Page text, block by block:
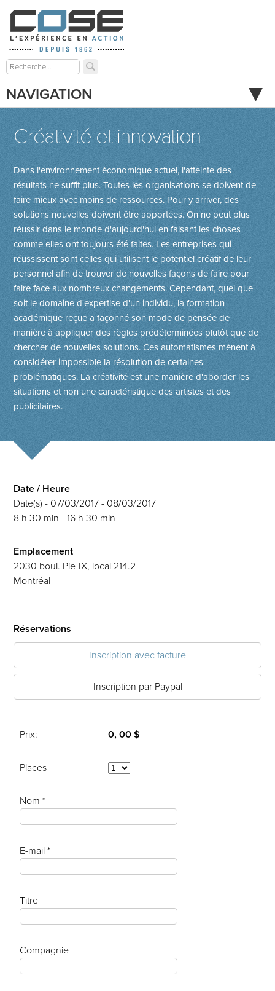
NAVIGATION
Créativité et innovation
Dans l'environnement économique actuel, l'atteinte des
résultats ne suffit plus. Toutes les organisations se doivent de
faire mieux avec moins de ressources. Pour y arriver, des
solutions nouvelles doivent être apportées. On ne peut plus
réussir dans le monde d'aujourd'hui en faisant les choses
comme elles ont toujours été faites. Les entreprises qui
réussissent sont celles qui utilisent le potentiel créatif de leur
personnel afin de trouver de nouvelles façons de faire pour
faire face aux nombreux changements. Cependant, quel que
soit le domaine d'expertise d'un individu, la formation
académique reçue a façonné son mode de pensée de
manière à appliquer des règles prédéterminées plutôt que de
chercher de nouvelles solutions. Ces automatismes mènent à
considérer impossible la résolution de certaines
problématiques. La créativité est une manière d'aborder les
situations et non une caractéristique des artistes et des
publicitaires.
Date / Heure
Date(s) - 07/03/2017 - 08/03/2017
8 h 30 min - 16 h 30 min
Emplacement
2030 boul. Pie-IX, local 214.2
Montréal
Réservations
Inscription avec facture
Inscription par Paypal
Prix: 0, 00 $
Places
Nom *
E-mail *
Titre
Compagnie